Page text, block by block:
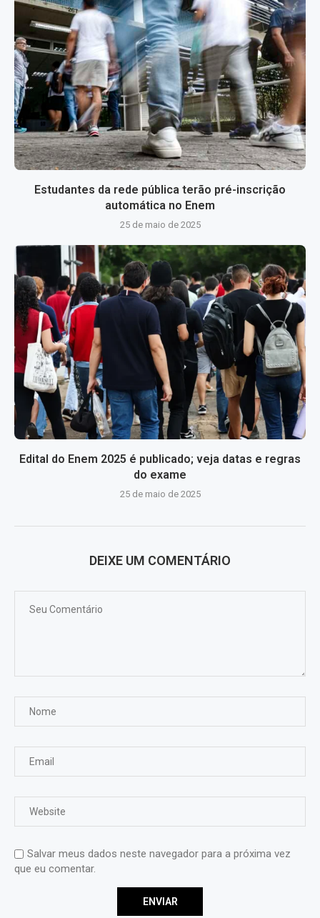
Estudantes da rede pública terão pré-inscrição
automática no Enem
25 de maio de 2025
Edital do Enem 2025 é publicado; veja datas e regras
do exame
25 de maio de 2025
DEIXE UM COMENTÁRIO
Salvar meus dados neste navegador para a próxima vez
que eu comentar.